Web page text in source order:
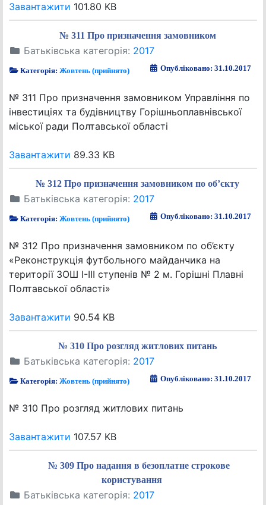
Завантажити 101.80 KB
№ 311 Про призначення замовником
Батьківська категорія: 2017
Категорія:Жовтень (прийнято) Опубліковано: 31.10.2017
№ 311 Про призначення замовником Управління по
інвестиціях та будівництву Горішньоплавнівської
міської ради Полтавської області
Завантажити 89.33 KB
№ 312 Про призначення замовником по об’єкту
Батьківська категорія: 2017
Категорія:Жовтень (прийнято) Опубліковано: 31.10.2017
№ 312 Про призначення замовником по об’єкту
«Реконструкція футбольного майданчика на
території ЗОШ І-ІІІ ступенів № 2 м. Горішні Плавні
Полтавської області»
Завантажити 90.54 KB
№ 310 Про розгляд житлових питань
Батьківська категорія: 2017
Категорія:Жовтень (прийнято) Опубліковано: 31.10.2017
№ 310 Про розгляд житлових питань
Завантажити 107.57 KB
№ 309 Про надання в безоплатне строкове
користування
Батьківська категорія: 2017